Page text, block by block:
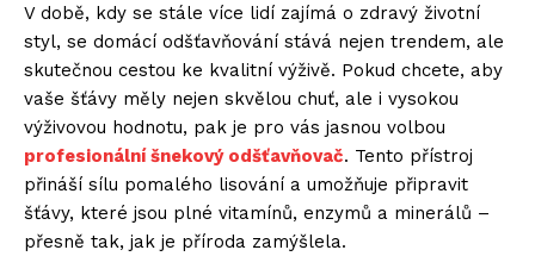
V době, kdy se stále více lidí zajímá o zdravý životní
styl, se domácí odšťavňování stává nejen trendem, ale
skutečnou cestou ke kvalitní výživě. Pokud chcete, aby
vaše šťávy měly nejen skvělou chuť, ale i vysokou
výživovou hodnotu, pak je pro vás jasnou volbou
profesionální šnekový odšťavňovač. Tento přístroj
přináší sílu pomalého lisování a umožňuje připravit
šťávy, které jsou plné vitamínů, enzymů a minerálů –
přesně tak, jak je příroda zamýšlela.